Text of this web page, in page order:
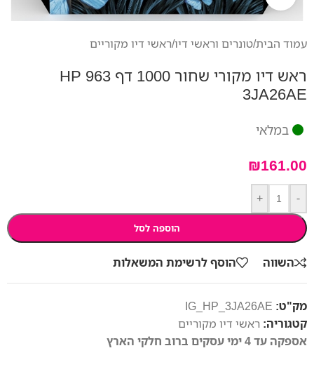
עמוד הבית/טונרים וראשי דיו/ראשי דיו מקוריים
ראש דיו מקורי שחור 1000 דף HP 963
3JA26AE
במלאי
₪161.00
-
+
הוספה לסל
השווה הוסף לרשימת המשאלות
מק"ט: IG_HP_3JA26AE
קטגוריה: ראשי דיו מקוריים
אספקה עד 4 ימי עסקים ברוב חלקי הארץ